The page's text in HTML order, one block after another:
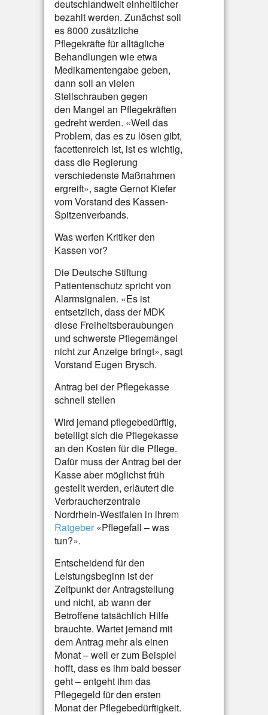
deutschlandweit einheitlicher
bezahlt werden. Zunächst soll
es 8000 zusätzliche
Pflegekräfte für alltägliche
Behandlungen wie etwa
Medikamentengabe geben,
dann soll an vielen
Stellschrauben gegen
den Mangel an Pflegekräften
gedreht werden. «Weil das
Problem, das es zu lösen gibt,
facettenreich ist, ist es wichtig,
dass die Regierung
verschiedenste Maßnahmen
ergreift», sagte Gernot Kiefer
vom Vorstand des Kassen-
Spitzenverbands.
Was werfen Kritiker den
Kassen vor?
Die Deutsche Stiftung
Patientenschutz spricht von
Alarmsignalen. «Es ist
entsetzlich, dass der MDK
diese Freiheitsberaubungen
und schwerste Pflegemängel
nicht zur Anzeige bringt», sagt
Vorstand Eugen Brysch.
Antrag bei der Pflegekasse
schnell stellen
Wird jemand pflegebedürftig,
beteiligt sich die Pflegekasse
an den Kosten für die Pflege.
Dafür muss der Antrag bei der
Kasse aber möglichst früh
gestellt werden, erläutert die
Verbraucherzentrale
Nordrhein-Westfalen in ihrem
Ratgeber «Pflegefall – was
tun?».
Entscheidend für den
Leistungsbeginn ist der
Zeitpunkt der Antragstellung
und nicht, ab wann der
Betroffene tatsächlich Hilfe
brauchte. Wartet jemand mit
dem Antrag mehr als einen
Monat – weil er zum Beispiel
hofft, dass es ihm bald besser
geht – entgeht ihm das
Pflegegeld für den ersten
Monat der Pflegebedürftigkeit.